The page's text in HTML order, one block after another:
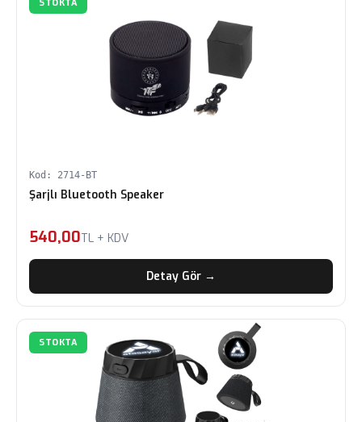
STOKTA
Kod: 2714-BT
Şarjlı Bluetooth Speaker
540,00TL + KDV
Detay Gör →
STOKTA